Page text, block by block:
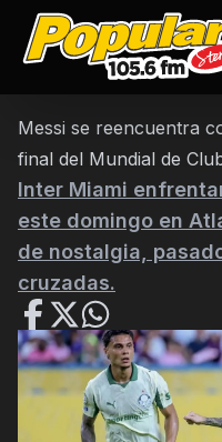
Inicio
Las 20
Messi se reencuentra
final del Mundial de
Inter Miami
este domingo en
de nostalgia,
cruzadas.